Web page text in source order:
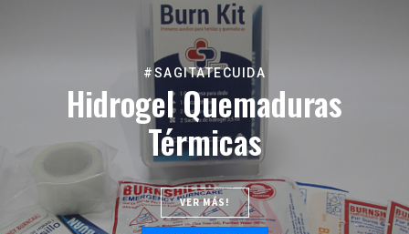
#SAGITATECUIDA
Hidrogel Quemaduras
Térmicas
VER MÁS!